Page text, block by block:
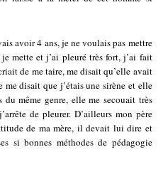
avoir 4 ans, je ne voulais pas mettre
mette et j’ai pleuré très fort, j’ai fait
de me taire, me disait qu’elle avait
disait que j’étais une sirène et elle
du même genre, elle me secouait très
de pleurer. D’ailleurs mon père
de ma mère, il devait lui dire et
si bonnes méthodes de pédagogie